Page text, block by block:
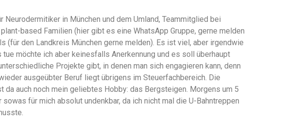
in München und dem Umland, Teammitglied bei
based Familien (hier gibt es eine WhatsApp Gruppe, gerne melden
den Landkreis München gerne melden). Es ist viel, aber irgendwie
möchte ich aber keinesfalls Anerkennung und es soll überhaupt
Projekte gibt, in denen man sich engagieren kann, denn
ausgeübter Beruf liegt übrigens im Steuerfachbereich. Die
auch noch mein geliebtes Hobby: das Bergsteigen. Morgens um 5
für mich absolut undenkbar, da ich nicht mal die U-Bahntreppen